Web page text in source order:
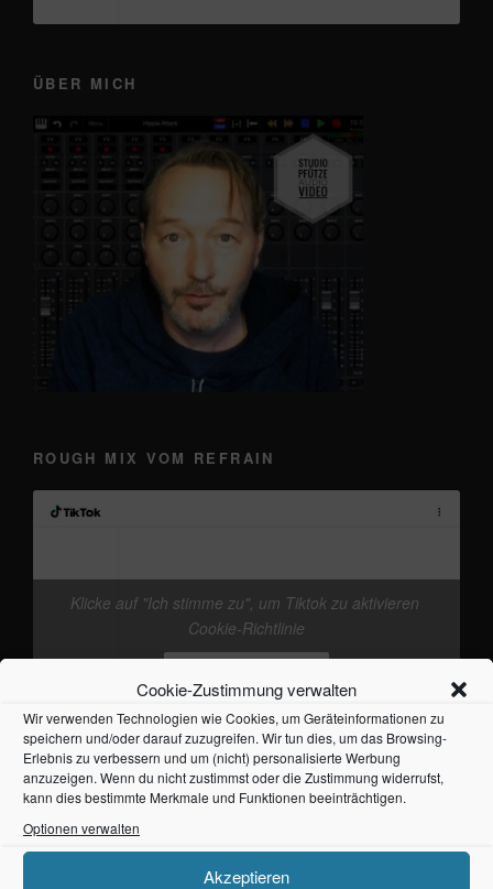
Cookie-Zustimmung verwalten
Wir verwenden Technologien wie Cookies, um Geräteinformationen zu
speichern und/oder darauf zuzugreifen. Wir tun dies, um das Browsing-
Erlebnis zu verbessern und um (nicht) personalisierte Werbung
anzuzeigen. Wenn du nicht zustimmst oder die Zustimmung widerrufst,
kann dies bestimmte Merkmale und Funktionen beeinträchtigen.
Optionen verwalten
Akzeptieren
ÜBER MICH
ROUGH MIX VOM REFRAIN
@frankiebandneuer Track von mir. mal wieder
den Kopf freikriegen#Ostsee #Fehmarn
Klicke auf "Ich stimme zu", um Tiktok zu aktivieren
Cookie-Richtlinie
NEUESTE BEITRÄGE